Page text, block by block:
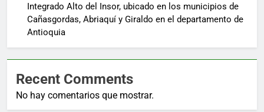
Integrado Alto del Insor, ubicado en los municipios de
Cañasgordas, Abriaquí y Giraldo en el departamento de
Antioquia
Recent Comments
No hay comentarios que mostrar.